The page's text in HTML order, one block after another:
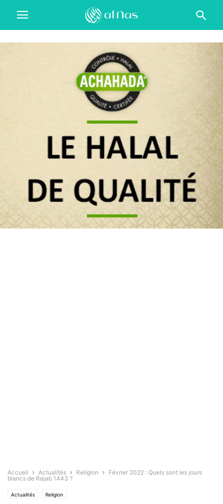
Accueil Actualités Religion
Février 2022 : Quels sont les jours
blancs de Rajab 1443 ?
Actualités Religion